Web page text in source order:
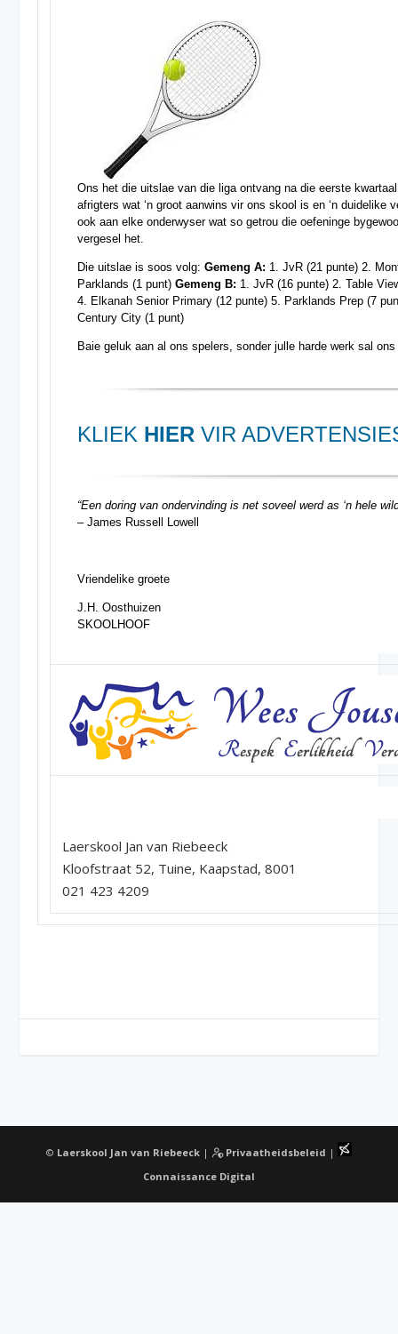
Ons het die uitslae van die liga ontvang na die eerste
afrigters wat ‘n groot aanwins vir ons skool is en ‘n duidelike
ook aan elke onderwyser wat so getrou die oefeninge
vergesel het.
Die uitslae is soos volg:Gemeng A: 1. JvR (21 punte) 2.
Parklands (1 punt)Gemeng B: 1. JvR (16 punte) 2. Table
4. Elkanah Senior Primary (12 punte) 5. Parklands Prep (7
Century City (1 punt)
Baie geluk aan al ons spelers, sonder julle harde werk sal
KLIEK HIER VIR
“Een doring van ondervinding is net soveel werd as ‘n hele
– James Russell Lowell
Vriendelike groete
J.H. Oosthuizen
SKOOLHOOF
Laerskool Jan van Riebeeck
Kloofstraat 52, Tuine, Kaapstad, 8001
021 423 4209
© Laerskool Jan van Riebeeck| Privaatheidsbeleid |
Connaissance Digital